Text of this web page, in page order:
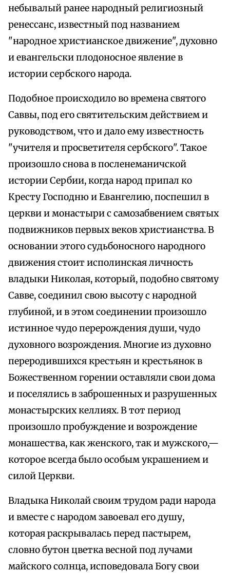
небывалый ранее народный религиозный
ренессанс, известный под названием
"народное христианское движение", духовно
и евангельски плодоносное явление в
истории сербского народа.
Подобное происходило во времена святого
Саввы, под его святительским действием и
руководством, что и дало ему известность
"учителя и просветителя сербского". Такое
произошло снова в посленеманичской
истории Сербии, когда народ припал ко
Кресту Господню и Евангелию, поспешил в
церкви и монастыри с самозабвением святых
подвижников первых веков христианства. В
основании этого судьбоносного народного
движения стоит исполинская личность
владыки Николая, который, подобно святому
Савве, соединил свою высоту с народной
глубиной, и в этом соединении произошло
истинное чудо перерождения души, чудо
духовного возрождения. Многие из духовно
переродившихся крестьян и крестьянок в
Божественном горении оставляли свои дома
и поселялись в заброшенных и разрушенных
монастырских келлиях. В тот период
произошло пробуждение и возрождение
монашества, как женского, так и мужского,—
которое всегда было особым украшением и
силой Церкви.
Владыка Николай своим трудом ради народа
и вместе с народом завоевал его душу,
которая раскрывалась перед пастырем,
словно бутон цветка весной под лучами
майского солнца, исповедовала Богу свои